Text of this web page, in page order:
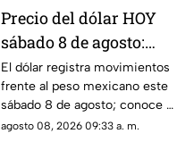
Precio del dólar HOY
sábado 8 de agosto:
¿Cuánto vale frente al
peso mexicano?
El dólar registra movimientos
frente al peso mexicano este
sábado 8 de agosto; conoce el
tipo de cambio y cuánto
agosto 08, 2026 09:33 a. m.